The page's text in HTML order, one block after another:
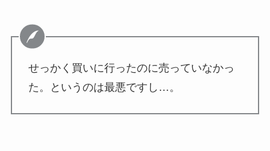
せっかく買いに行ったのに売っていなかっ
た。というのは最悪ですし…。